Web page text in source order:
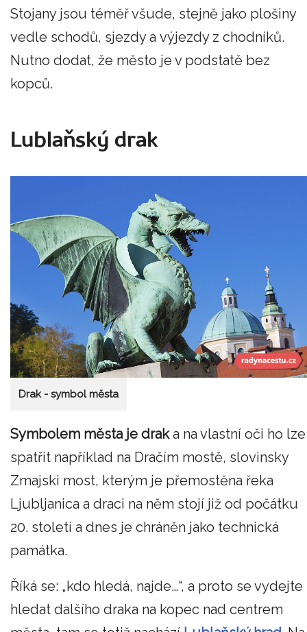
Stojany jsou téměř všude, stejně jako plošiny
vedle schodů, sjezdy a výjezdy z chodníků.
Nutno dodat, že město je v podstatě bez
kopců.
Lublaňský drak
Drak - symbol města
Symbolem města je draka na vlastní oči ho lze
spatřit například na Dračím mostě, slovinsky
Zmajski most, kterým je přemostěna řeka
Ljubljanica a draci na něm stojí již od počátku
20. století a dnes je chráněn jako technická
památka.
Říká se: „kdo hledá, najde…“, a proto se vydejte
hledat dalšího draka na kopec nad centrem